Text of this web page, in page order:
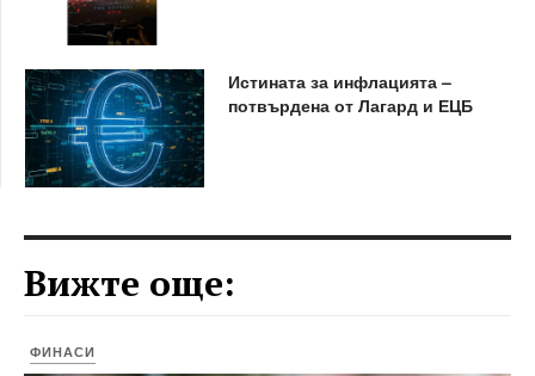
Истината за инфлацията –
потвърдена от Лагард и ЕЦБ
Вижте още:
ФИНАСИ